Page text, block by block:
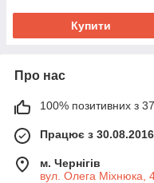
Купити
Про нас
100% позитивних з
Працює з 30.08.2016
м. Чернігів
вул. Олега Міхнюка,